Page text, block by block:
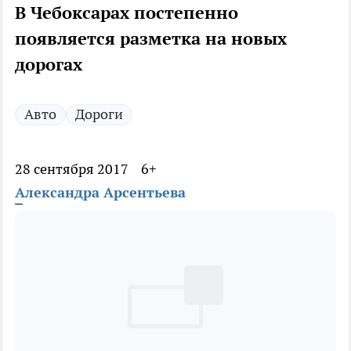
В Чебоксарах постепенно
появляется разметка на новых
дорогах
Авто Дороги
28 сентября 2017
6+
Александра Арсентьева